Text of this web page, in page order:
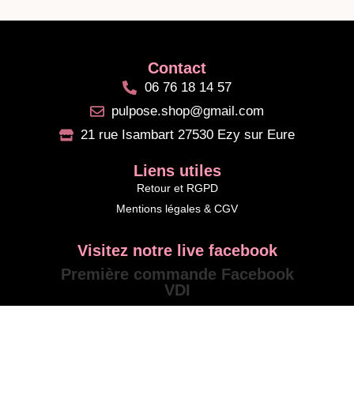
Contact
06 76 18 14 57
pulpose.shop@gmail.com
21 rue Isambart 27530 Ezy sur Eure
Liens utiles
Mentions légales & CGV
Retour et RGPD
Visitez notre live facebook
Première commande Facebook
VDI